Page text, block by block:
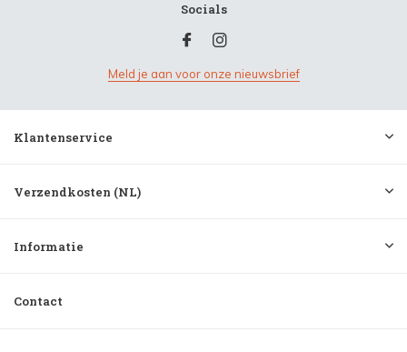
Socials
Meld je aan voor onze nieuwsbrief
Klantenservice
Verzendkosten (NL)
Informatie
Contact